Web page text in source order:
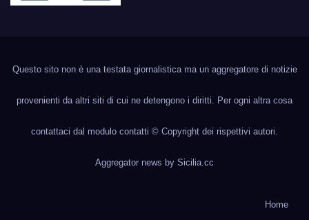
Questo sito non è una testata giornalistica ma un aggregatore di notizie
provenienti da altri siti di cui ne detengono i diritti. Per ogni altra cosa
contattaci dal modulo contatti © Copyright dei rispettivi autori.
Aggregator news by Sicilia.cc
Home